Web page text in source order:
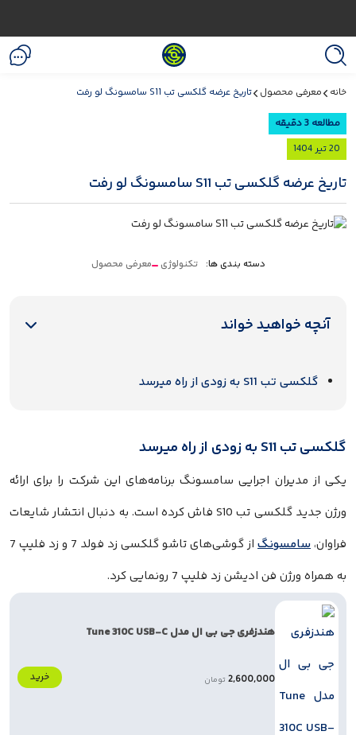
خانه معرفی محصول تاریخ عرضه گلکسی تب S11 سامسونگ لو رفت
مطالعه 3 دقیقه
20 تیر 1404
تاریخ عرضه گلکسی تب S11 سامسونگ لو رفت
دسته بندی ها: تکنولوژی معرفی محصول
آنچه خواهید خواند
گلکسی تب S11 به زودی از راه میرسد
گلکسی تب S11 به زودی از راه میرسد
یکی از مدیران اجرایی سامسونگ برنامه‌های این شرکت را برای ارائه
ورژن جدید گلکسی تب S10 فاش کرده است. به دنبال انتشار شایعات
فراوان،سامسونگ
از گوشی‌های تاشو گلکسی زد فولد 7 و زد فلیپ 7
به همراه ورژن فن ادیشن زد فلیپ 7 رونمایی کرد.
هندزفری جی بی ال مدل Tune 310C USB-C
2,600,000 تومان خرید